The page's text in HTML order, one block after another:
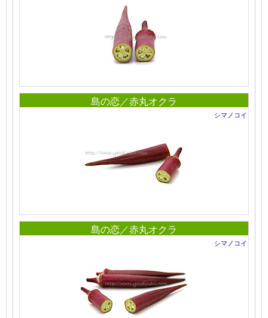
島の恋／赤丸オクラ
シマノコイ
島の恋／赤丸オクラ
シマノコイ